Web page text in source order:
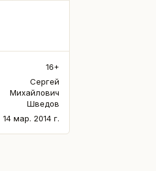
16+
Сергей
Михайлович
Шведов
14 мар. 2014 г.